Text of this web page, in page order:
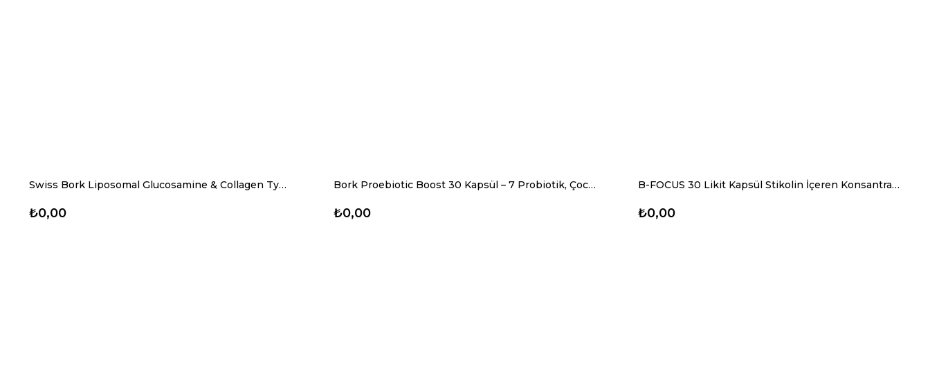
Swiss Bork Liposomal Glucosamine & Collagen Type II Krem M• Takviye Edici Gıda • Glukozamin • 100 ml
₺0,00
Bork Proebiotic Boost 30 Kapsül – 7 Probiotik, Çocuk ve Yetişkin İçin Sindirim Desteği
₺0,00
B-FOCUS 30 Likit Kapsül Stikolin İçeren Konsantrasyon ve Dikkat Eksikliği Destekleyici Vitamin
₺0,00